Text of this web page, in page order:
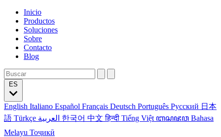
Inicio
Productos
Soluciones
Sobre
Contacto
Blog
English Italiano Español Français Deutsch Português Русский 日本
語 Türkçe 한국어 中文हिन्दी Tiếng Việt ꦧꦱꦗꦮ Bahasa
Melayu Тоҷикӣ